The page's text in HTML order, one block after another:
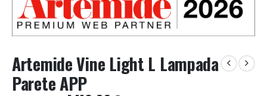
Artemide Vine Light L Lampada
Parete APP